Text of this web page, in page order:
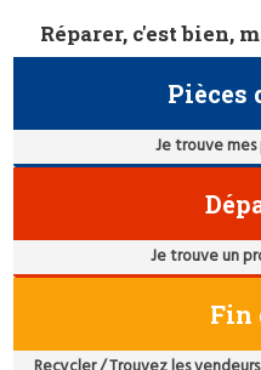
Réparer, c'est bien,
Pièces
Je trouve
Je trouve un
Fin